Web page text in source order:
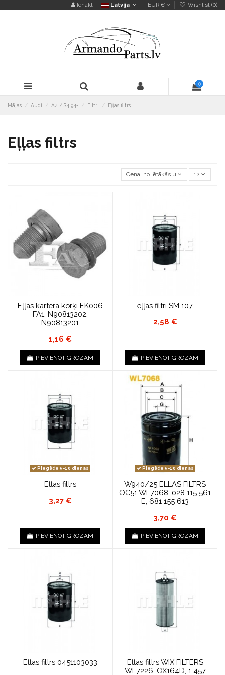
Ienākt Latvija EUR € Wishlist (0)
0
Mājas Audi A4 / S4 94- Filtri Eļļas filtrs
Eļļas filtrs
Cena, no lētākās uz dārgāko
12
Eļļas kartera korķi EK006
FA1, N90813202,
N90813201
1,16 €
PIEVIENOT GROZAM
eļļas filtri SM 107
2,58 €
PIEVIENOT GROZAM
Piegāde 5-10 dienas
Eļļas filtrs
3,27 €
PIEVIENOT GROZAM
Piegāde 5-10 dienas
W940/25 ELLAS FILTRS
OC51 WL7068, 028 115 561
E, 681 155 613
3,70 €
PIEVIENOT GROZAM
Eļļas filtrs 0451103033
Eļļas filtrs WIX FILTERS
WL7226, OX164D, 1 457